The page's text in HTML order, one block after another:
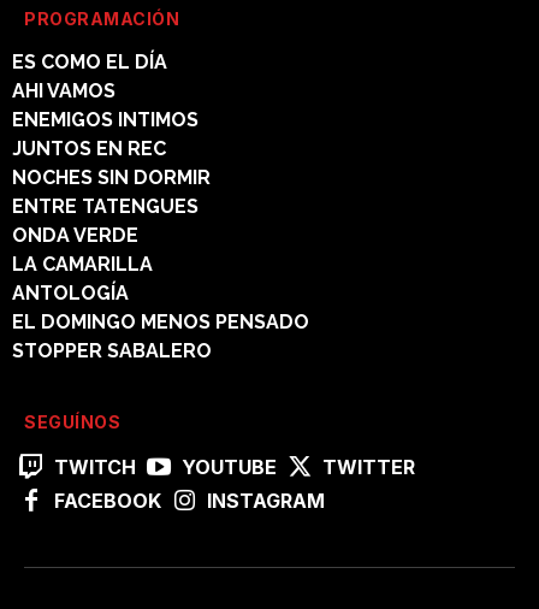
PROGRAMACIÓN
ES COMO EL DÍA
AHI VAMOS
ENEMIGOS INTIMOS
JUNTOS EN REC
NOCHES SIN DORMIR
ENTRE TATENGUES
ONDA VERDE
LA CAMARILLA
ANTOLOGÍA
EL DOMINGO MENOS PENSADO
STOPPER SABALERO
SEGUÍNOS
TWITCH YOUTUBE
TWITTER
FACEBOOK
INSTAGRAM